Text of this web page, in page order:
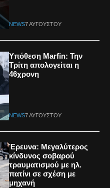
NEWS7 ΑΥΓΟΎΣΤΟΥ
Υπόθεση Marfin: Την
Τρίτη απολογείται η
46χρονη
NEWS7 ΑΥΓΟΎΣΤΟΥ
Έρευνα: Μεγαλύτερος
κίνδυνος σοβαρού
τραυματισμού με ηλ.
πατίνι σε σχέση με
μηχανή